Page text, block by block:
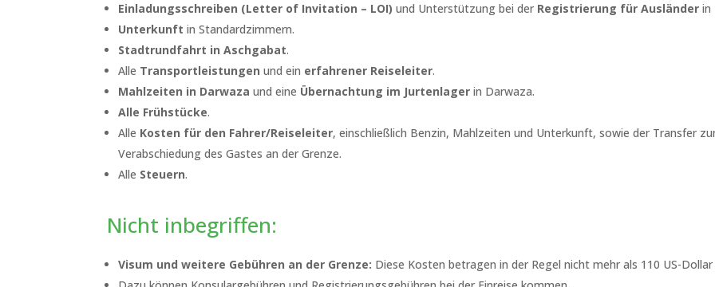
Einladungsschreiben (Letter of Invitation – LOI) und Unterstützung bei der Registrierung für Ausländer in
Unterkunft in Standardzimmern.
Stadtrundfahrt in Aschgabat.
Alle Transportleistungen und ein erfahrener Reiseleiter.
Mahlzeiten in Darwaza und eine Übernachtung im Jurtenlager in Darwaza.
Alle Frühstücke.
Alle Kosten für den Fahrer/Reiseleiter, einschließlich Benzin, Mahlzeiten und Unterkunft, sowie der Transfer
Verabschiedung des Gastes an der Grenze.
Alle Steuern.
Nicht inbegriffen:
Visum und weitere Gebühren an der Grenze: Diese Kosten betragen in der Regel nicht mehr als 110 US-